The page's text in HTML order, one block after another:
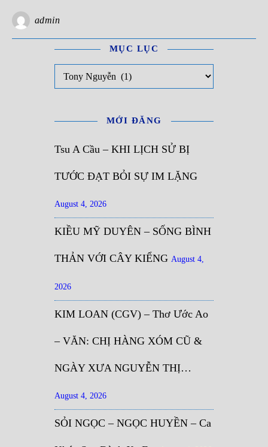
admin
MỤC LỤC
MỚI ĐĂNG
Tsu A Cầu – KHI LỊCH SỬ BỊ
TƯỚC ĐẠT BỎI SỰ IM LẶNG
August 4, 2026
KIỀU MỸ DUYÊN – SỐNG BÌNH
THẢN VỚI CÂY KIỂNG August 4,
2026
KIM LOAN (CGV) – Thơ Ước Ao
– VĂN: CHỊ HÀNG XÓM CŨ &
NGÀY XƯA NGUYỄN THỊ…
August 4, 2026
SỎI NGỌC – NGỌC HUYỀN – Ca